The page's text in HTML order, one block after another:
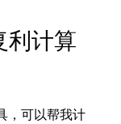
利计算
，可以帮我计